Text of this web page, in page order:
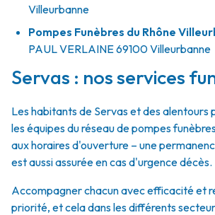
Villeurbanne
Pompes Funèbres du Rhône
PAUL VERLAINE69100Villeurbanne
Servas : nos services
Les habitants de Servas et des alentours
les équipes du réseau de pompes
aux horaires d'ouverture – une
est aussi assurée en cas d'urgence décès.
Accompagner chacun avec efficacité et
priorité, et cela dans les différents